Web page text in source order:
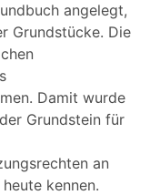
angelegt,
Grundstücke. Die
Damit wurde
Grundstein für
an
kennen.